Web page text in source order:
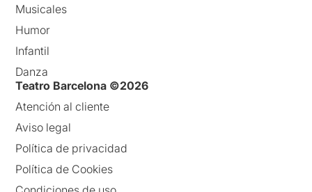
Musicales
Humor
Infantil
Danza
Teatro Barcelona ©2026
Atención al cliente
Aviso legal
Política de privacidad
Política de Cookies